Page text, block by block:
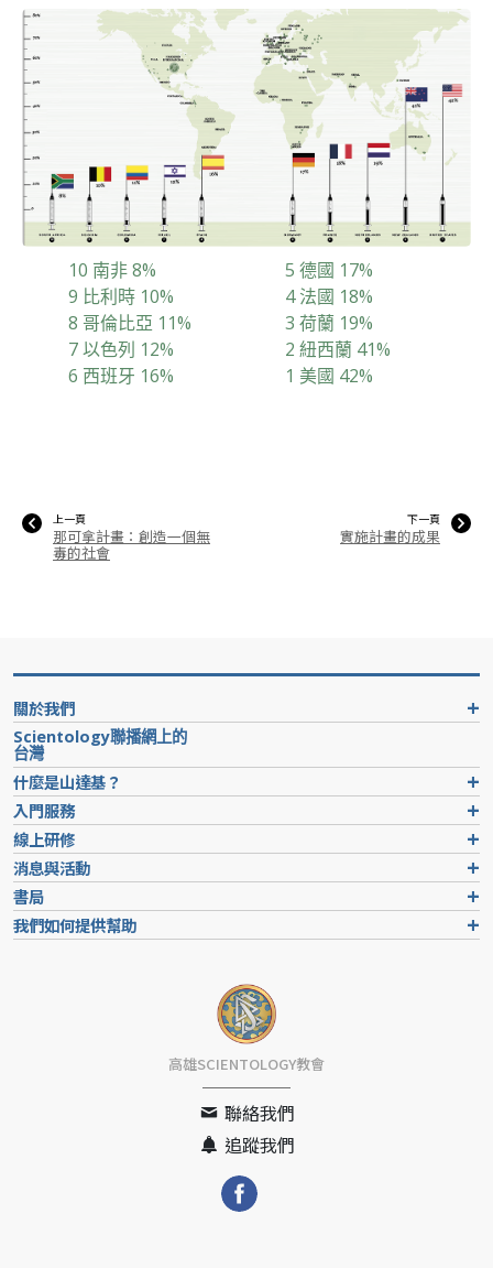
10 南非 8%
9 比利時 10%
8 哥倫比亞 11%
7 以色列 12%
6 西班牙 16%
5 德國 17%
4 法國 18%
3 荷蘭 19%
2 紐西蘭 41%
1 美國 42%
上一頁
那可拿計畫：創造一個無
毒的社會
下一頁
實施計畫的成果
關於我們
Scientology聯播網上的
台灣
什麼是山達基？
入門服務
線上研修
消息與活動
書局
我們如何提供幫助
高雄SCIENTOLOGY教會
聯絡我們
追蹤我們